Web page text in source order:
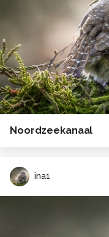
Noordzeekanaal
ina1